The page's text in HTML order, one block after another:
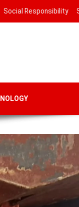
Social Responsibility